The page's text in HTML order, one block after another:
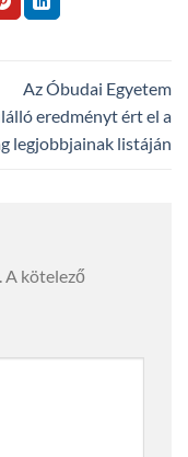
Az Óbudai Egyetem
eredményt ért el a
legjobbjainak listáján
A kötelező